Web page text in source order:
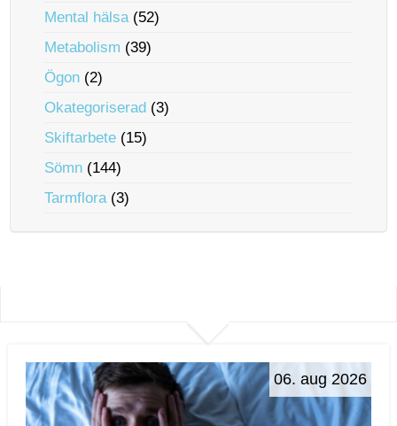
Mental hälsa(52)
Metabolism (39)
Ögon (2)
Okategoriserad (3)
Skiftarbete (15)
Sömn (144)
Tarmflora(3)
06. aug 2026